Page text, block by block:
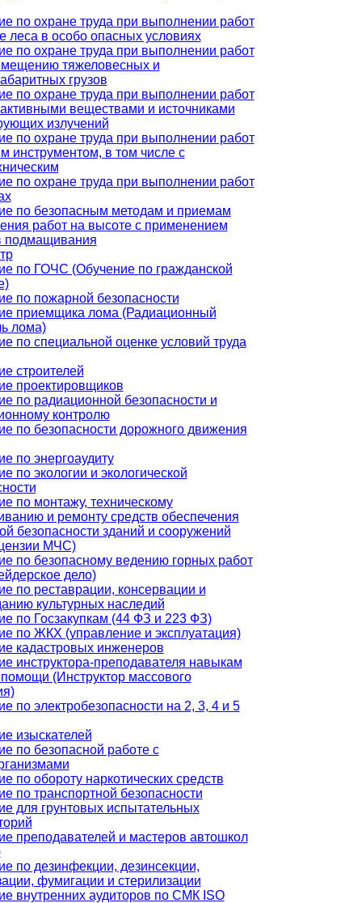
по охране труда при выполнении работ
леса в особо опасных условиях
по охране труда при выполнении работ
тяжеловесных и
грузов
по охране труда при выполнении работ
веществами и источниками
излучений
по охране труда при выполнении работ
инструментом, в том числе с
по охране труда при выполнении работ
по безопасным методам и приемам
работ на высоте с применением
подмащивания
по ГОЧС (Обучение по гражданской
по пожарной безопасности
приемщика лома (Радиационный
лома)
по специальной оценке условий труда
строителей
проектировщиков
по радиационной безопасности и
контролю
по безопасности дорожного движения
по энергоаудиту
по экологии и экологической
по монтажу, техническому
и ремонту средств обеспечения
безопасности зданий и сооружений
МЧС)
по безопасному ведению горных работ
дело)
по реставрации, консервации и
культурных наследий
по Госзакупкам (44 ФЗ и 223 ФЗ)
по ЖКХ (управление и эксплуатация)
кадастровых инженеров
инструктора-преподавателя навыкам
(Инструктор массового
по электробезопасности на 2, 3, 4 и 5
изыскателей
по безопасной работе с
по обороту наркотических средств
по транспортной безопасности
для грунтовых испытательных
преподавателей и мастеров автошкол
по дезинфекции, дезинсекции,
фумигации и стерилизации
внутренних аудиторов по СМК ISO